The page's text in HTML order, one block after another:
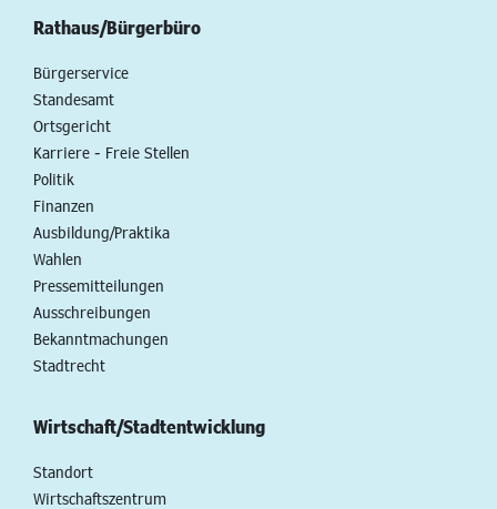
Rathaus/Bürgerbüro
Bürgerservice
Standesamt
Ortsgericht
Karriere - Freie Stellen
Politik
Finanzen
Ausbildung/Praktika
Wahlen
Pressemitteilungen
Ausschreibungen
Bekanntmachungen
Stadtrecht
Wirtschaft/Stadtentwicklung
Standort
Wirtschaftszentrum